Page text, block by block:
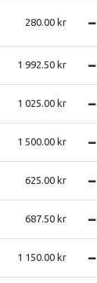
280.00
1 992.50
1 025.00
1 500.00
625.00
687.50
1 150.00